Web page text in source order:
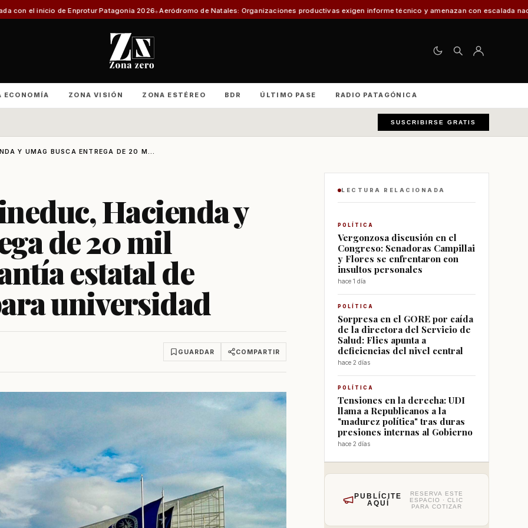
2026 Aeródromo de Natales: Organizaciones productivas exigen informe técnico y amenazan con escalada nacional El 30% de los
ECONOMÍA ZONA VISIÓN ZONA ESTÉREO BDR ÚLTIMO PASE RADIO PATAGÓNICA
SUSCRIBIRSE GRATIS
Y UMAG BUSCA ENTREGA DE 20 M...
Hacienda y
de 20 mil
estatal de
universidad
GUARDAR COMPARTIR
LECTURA RELACIONADA
POLÍTICA
Vergonzosa discusión en el
Congreso: Senadoras Campillai
y Flores se enfrentaron con
insultos personales
hace 1 día
POLÍTICA
Sorpresa en el GORE por caída
de la directora del Servicio de
Salud: Flies apunta a
deficiencias del nivel central
hace 2 días
POLÍTICA
Tensiones en la derecha: UDI
llama a Republicanos a la
"madurez política" tras duras
presiones internas al Gobierno
hace 2 días
PUBLÍCITE
AQUÍ
RESERVA ESTE
ESPACIO · CLIC
PARA COTIZAR